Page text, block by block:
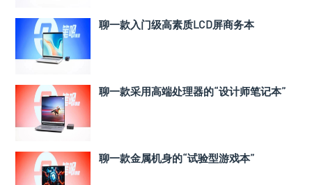
聊一款入门级高素质LCD屏商务本
聊一款采用高端处理器的“设计师笔记本”
聊一款金属机身的“试验型游戏本”